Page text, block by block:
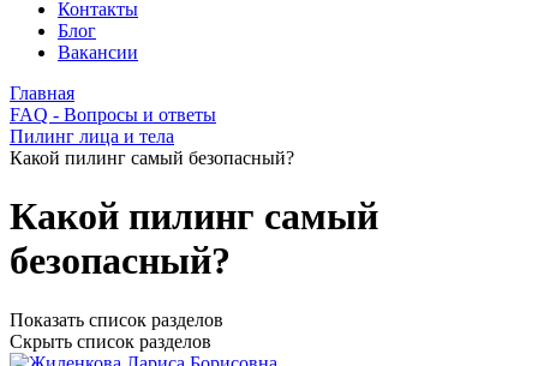
Контакты
Блог
Вакансии
Главная
FAQ - Вопросы и ответы
Пилинг лица и тела
Какой пилинг самый безопасный?
Какой пилинг самый
безопасный?
Показать список разделов
Скрыть список разделов